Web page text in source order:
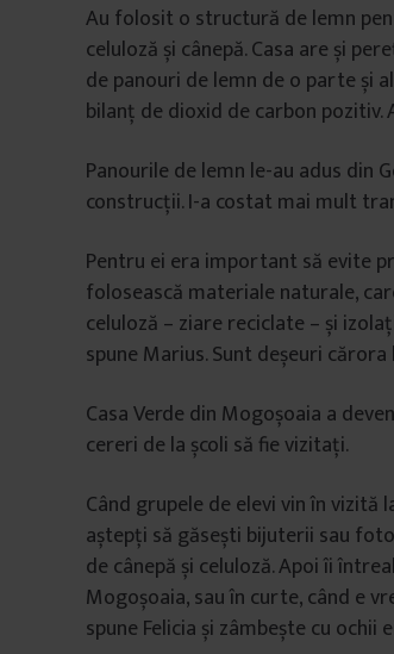
Au folosit o structură de lemn
celuloză și cânepă. Casa are și
de panouri de lemn de o parte și
bilanț de dioxid de carbon pozitiv.
Panourile de lemn le-au adus din
construcții. I-a costat mai mult
Pentru ei era important să evite
folosească materiale naturale,
celuloză – ziare reciclate – și
spune Marius. Sunt deșeuri
Casa Verde din Mogoșoaia a
cereri de la școli să fie vizitați.
Când grupele de elevi vin în vizită
aștepți să găsești bijuterii sau
de cânepă și celuloză. Apoi îi
Mogoșoaia, sau în curte, când e
spune Felicia și zâmbește cu